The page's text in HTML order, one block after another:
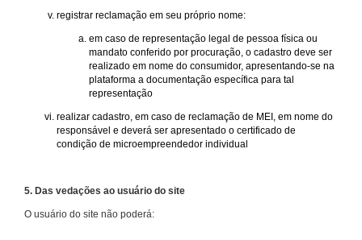
registrar reclamação em seu próprio nome:
em caso de representação legal de pessoa física ou
mandato conferido por procuração, o cadastro deve ser
realizado em nome do consumidor, apresentando-se na
plataforma a documentação específica para tal
representação
realizar cadastro, em caso de reclamação de MEI, em nome do
responsável e deverá ser apresentado o certificado de
condição de microempreendedor individual
5. Das vedações ao usuário do site
O usuário do site não poderá: